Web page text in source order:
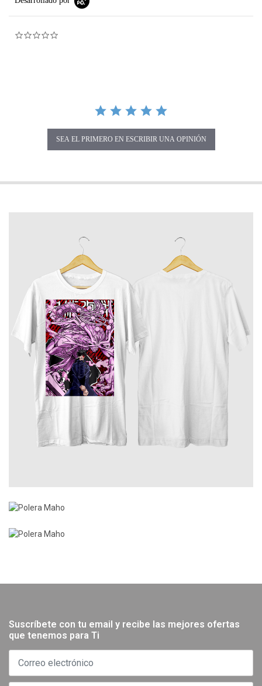
SEA EL PRIMERO EN ESCRIBIR UNA OPINIÓN
Suscríbete con tu email y recibe las mejores ofertas
que tenemos para Ti